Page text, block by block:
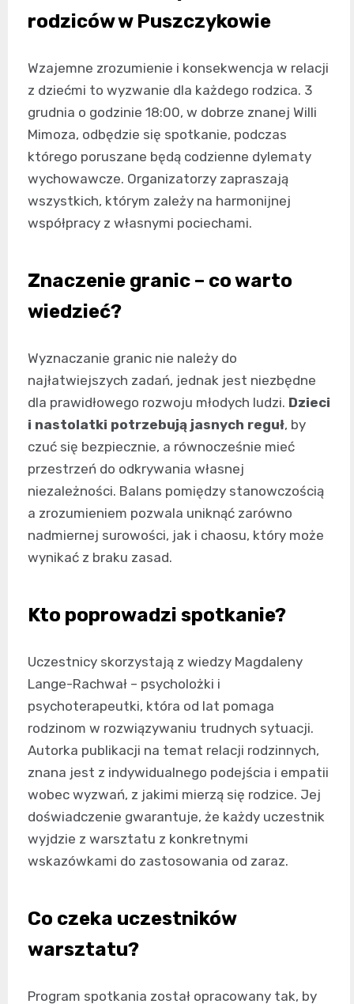
rodziców w Puszczykowie
Wzajemne zrozumienie i konsekwencja w relacji
z dziećmi to wyzwanie dla każdego rodzica. 3
grudnia o godzinie 18:00, w dobrze znanej Willi
Mimoza, odbędzie się spotkanie, podczas
którego poruszane będą codzienne dylematy
wychowawcze. Organizatorzy zapraszają
wszystkich, którym zależy na harmonijnej
współpracy z własnymi pociechami.
Znaczenie granic – co warto
wiedzieć?
Wyznaczanie granic nie należy do
najłatwiejszych zadań, jednak jest niezbędne
dla prawidłowego rozwoju młodych ludzi. Dzieci
i nastolatki potrzebują jasnych reguł, by
czuć się bezpiecznie, a równocześnie mieć
przestrzeń do odkrywania własnej
niezależności. Balans pomiędzy stanowczością
a zrozumieniem pozwala uniknąć zarówno
nadmiernej surowości, jak i chaosu, który może
wynikać z braku zasad.
Kto poprowadzi spotkanie?
Uczestnicy skorzystają z wiedzy Magdaleny
Lange-Rachwał – psycholożki i
psychoterapeutki, która od lat pomaga
rodzinom w rozwiązywaniu trudnych sytuacji.
Autorka publikacji na temat relacji rodzinnych,
znana jest z indywidualnego podejścia i empatii
wobec wyzwań, z jakimi mierzą się rodzice. Jej
doświadczenie gwarantuje, że każdy uczestnik
wyjdzie z warsztatu z konkretnymi
wskazówkami do zastosowania od zaraz.
Co czeka uczestników
warsztatu?
Program spotkania został opracowany tak, by